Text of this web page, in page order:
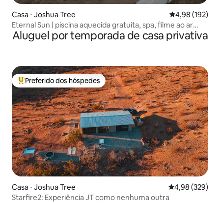
Casa ⋅ Joshua Tree 4,98 de uma
4,98 (192)
Eternal Sun | piscina aquecida gratuita, spa, filme ao ar
livre
Aluguel por temporada de casa privativa
Entre os melhores preferidos dos hóspedes
Preferido dos hóspedes
Casa ⋅ Joshua Tree 4,98 de uma
4,98 (329)
Starfire2: Experiência JT como nenhuma outra